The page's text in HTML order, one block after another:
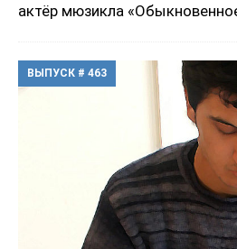
актёр мюзикла
ВЫПУСК # 463